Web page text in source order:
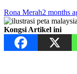
Rona Merah2 months
Kongsi Artikel ini